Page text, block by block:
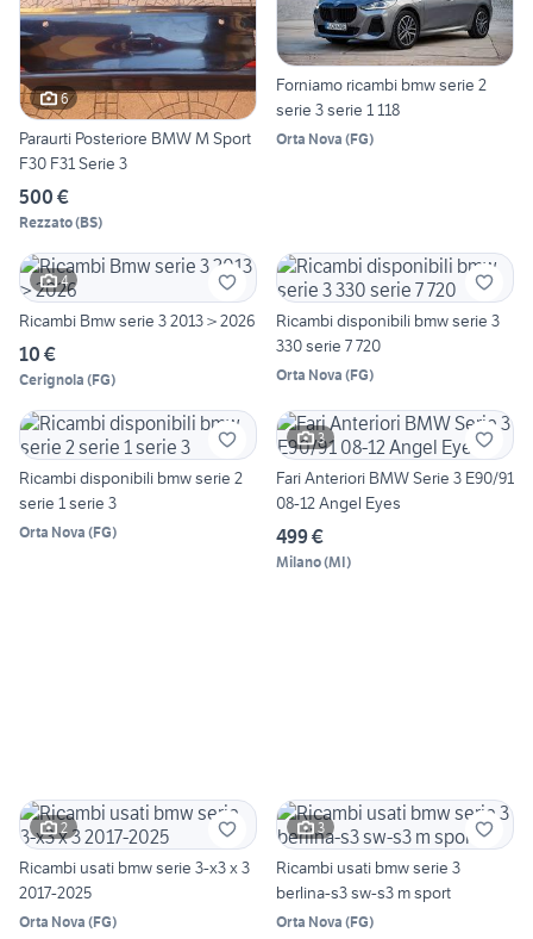
6
Paraurti Posteriore BMW M Sport
F30 F31 Serie 3
500 €
Rezzato(BS)
Forniamo ricambi bmw serie 2
serie 3 serie 1 118
Orta Nova (FG)
4
Ricambi Bmw serie 3 2013 > 2026
10 €
Cerignola (FG)
Ricambi disponibili bmw serie 3
330 serie 7 720
Orta Nova (FG)
Ricambi disponibili bmw serie 2
serie 1 serie 3
Orta Nova (FG)
3
Fari Anteriori BMW Serie 3 E90/91
08-12 Angel Eyes
499 €
Milano(MI)
2
Ricambi usati bmw serie 3-x3 x 3
2017-2025
Orta Nova (FG)
3
Ricambi usati bmw serie 3
berlina-s3 sw-s3 m sport
Orta Nova (FG)